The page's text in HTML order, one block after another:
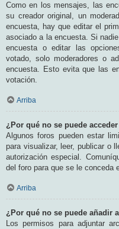
Como en los mensajes, las
su creador original, un
encuesta, hay que editar el
asociado a la encuesta. Si
encuesta o editar las
votado, solo moderadores o
encuesta. Esto evita que las
votación.
Arriba
¿Por qué no se puede
Algunos foros pueden estar
para visualizar, leer, publicar o
autorización especial.
del foro para que se le conceda
Arriba
¿Por qué no se puede añadir
Los permisos para adjuntar